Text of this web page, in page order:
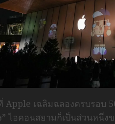
เฉลิมฉลองครบรอบ
ไอคอนสยามก็เป็นส่วนหนึ่ง